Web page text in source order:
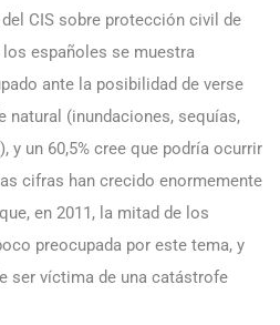
CIS sobre protección civil de
los españoles se muestra
ante la posibilidad de verse
natural (inundaciones, sequías,
y un 60,5% cree que podría ocurrir
cifras han crecido enormemente
en 2011, la mitad de los
preocupada por este tema, y
ser víctima de una catástrofe